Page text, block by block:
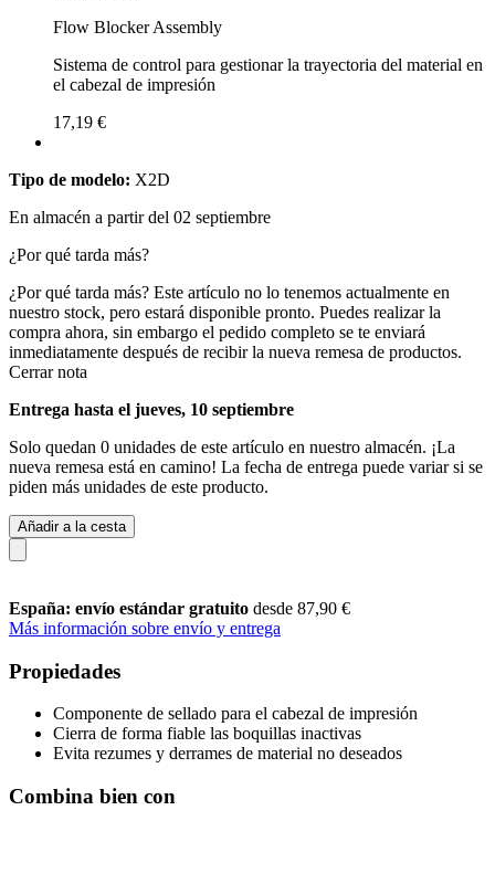
Flow Blocker Assembly
Sistema de control para gestionar la trayectoria del material en
el cabezal de impresión
17,19 €
Tipo de modelo: X2D
En almacén a partir del 02 septiembre
¿Por qué tarda más?
¿Por qué tarda más? Este artículo no lo tenemos actualmente en
nuestro stock, pero estará disponible pronto. Puedes realizar la
compra ahora, sin embargo el pedido completo se te enviará
inmediatamente después de recibir la nueva remesa de productos.
Cerrar nota
Entrega hasta el jueves, 10 septiembre
Solo quedan 0 unidades de este artículo en nuestro almacén. ¡La
nueva remesa está en camino! La fecha de entrega puede variar si se
piden más unidades de este producto.
Añadir a la cesta
España: envío estándar gratuito desde 87,90 €
Más información sobre envío y entrega
Propiedades
Componente de sellado para el cabezal de impresión
Cierra de forma fiable las boquillas inactivas
Evita rezumes y derrames de material no deseados
Combina bien con